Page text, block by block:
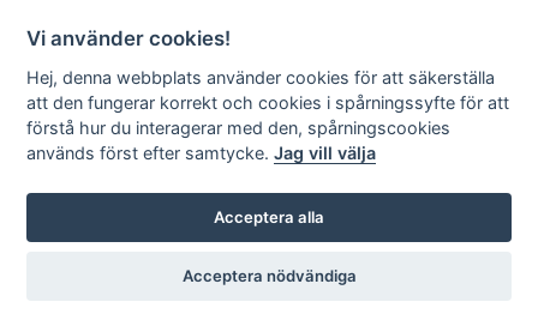
Förvaltningsrättslig tidskrift
Sök
Nummer 1971 3
Vi använder cookies!
Hej, denna webbplats använder cookies för att säkerställa
att den fungerar korrekt och cookies i spårningssyfte för att
förstå hur du interagerar med den, spårningscookies
används först efter samtycke.Jag vill välja
Acceptera alla
Acceptera nödvändiga